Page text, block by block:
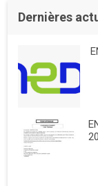
Dernières